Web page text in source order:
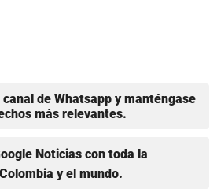
de Whatsapp y manténgase
más relevantes.
Noticias con toda la
y el mundo.